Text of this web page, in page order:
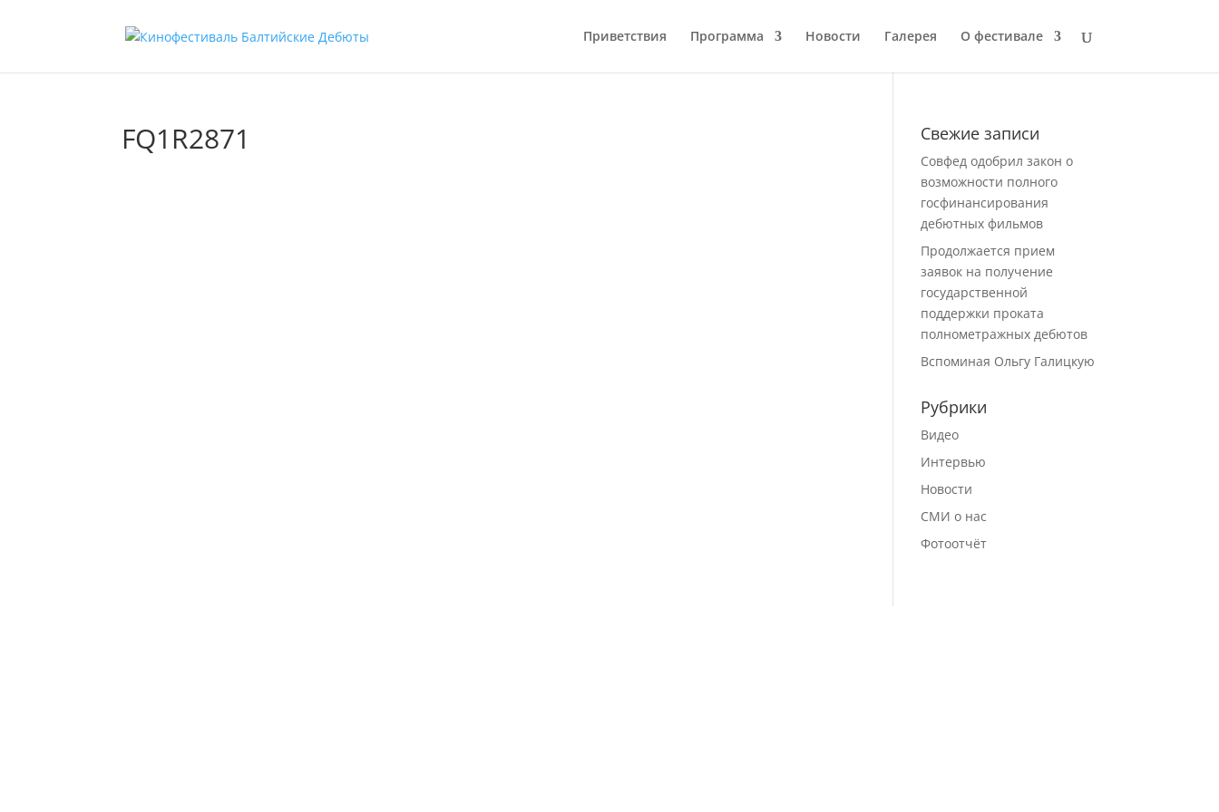
Приветствия Программа Новости Галерея О фестивале
FQ1R2871 Свежие записи
Совфед одобрил закон о
возможности полного
госфинансирования
дебютных фильмов
Продолжается прием
заявок на получение
государственной
поддержки проката
полнометражных дебютов
Вспоминая Ольгу Галицкую
Рубрики
Видео
Интервью
Новости
СМИ о нас
Фотоотчёт